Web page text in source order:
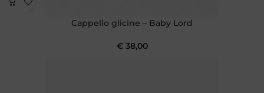
Cappello glicine – Baby Lord
€38,00